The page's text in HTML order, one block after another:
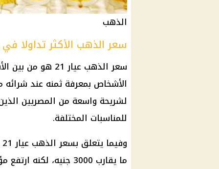
الذهب
سعر الذهب الأكثر تداولا
سعر الذهب عيار
الأشخاص بمعرفة ثمنه عند
لشريحة واسعة من المصريين
للمناسبات المختلفة.